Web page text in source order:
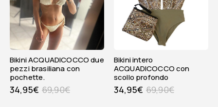
Bikini ACQUADICOCCO due
pezzi brasiliana con
pochette.
69,90€
34,95€
Bikini intero
ACQUADICOCCO con
scollo profondo
69,90€
34,95€